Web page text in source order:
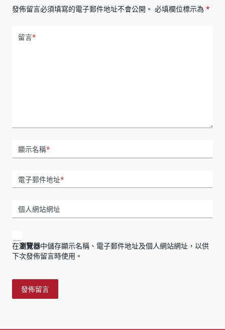
發佈留言必須填寫的電子郵件地址不會公開。 必填欄位標示為 *
留言*
顯示名稱*
電子郵件地址*
個人網站網址
在瀏覽器中儲存顯示名稱、電子郵件地址及個人網站網址，以供
下次發佈留言時使用。